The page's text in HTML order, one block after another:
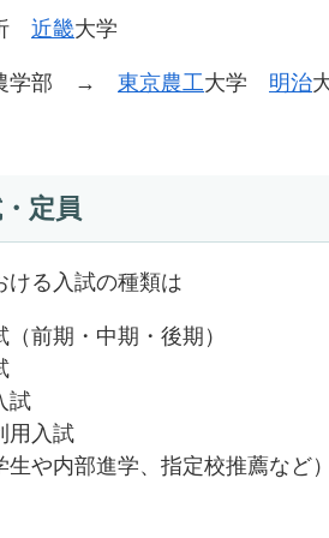
近畿大学
農学部 → 東京農工大学 明治
定員
ける入試の種類は
前期・中期・後期）
試
用入試
生や内部進学、指定校推薦など）